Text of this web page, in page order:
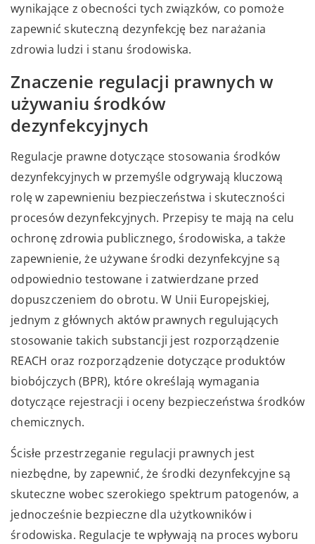
wynikające z obecności tych związków, co pomoże
zapewnić skuteczną dezynfekcję bez narażania
zdrowia ludzi i stanu środowiska.
Znaczenie regulacji prawnych w
używaniu środków
dezynfekcyjnych
Regulacje prawne dotyczące stosowania środków
dezynfekcyjnych w przemyśle odgrywają kluczową
rolę w zapewnieniu bezpieczeństwa i skuteczności
procesów dezynfekcyjnych. Przepisy te mają na celu
ochronę zdrowia publicznego, środowiska, a także
zapewnienie, że używane środki dezynfekcyjne są
odpowiednio testowane i zatwierdzane przed
dopuszczeniem do obrotu. W Unii Europejskiej,
jednym z głównych aktów prawnych regulujących
stosowanie takich substancji jest rozporządzenie
REACH oraz rozporządzenie dotyczące produktów
biobójczych (BPR), które określają wymagania
dotyczące rejestracji i oceny bezpieczeństwa środków
chemicznych.
Ścisłe przestrzeganie regulacji prawnych jest
niezbędne, by zapewnić, że środki dezynfekcyjne są
skuteczne wobec szerokiego spektrum patogenów, a
jednocześnie bezpieczne dla użytkowników i
środowiska. Regulacje te wpływają na proces wyboru